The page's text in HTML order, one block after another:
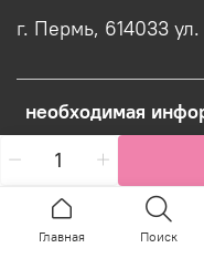
необходимая
г. Пермь, 614033
Интернет-магазин
Главная Поиск